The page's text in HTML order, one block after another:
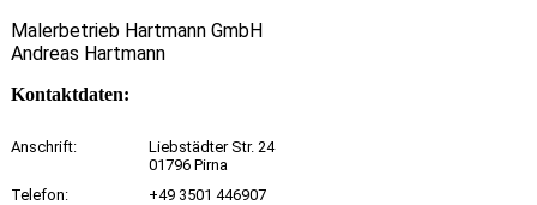
Malerbetrieb Hartmann GmbH
Andreas Hartmann
Kontaktdaten:
Anschrift:
Liebstädter Str. 24
01796 Pirna
Telefon:
+49 3501 446907